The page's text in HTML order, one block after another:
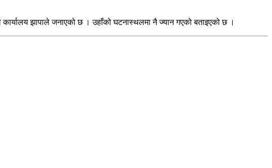
कार्यालय झापाले जनाएको छ । उहाँको घटनास्थलमा नै ज्यान गएको बताइएको छ ।